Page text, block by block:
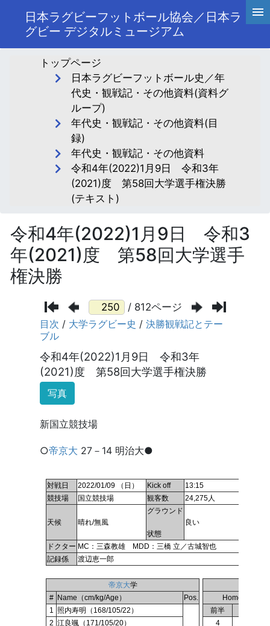
日本ラグビーフットボール協会／日本ラ
グビー デジタルミュージアム
トップページ
日本ラグビーフットボール史／年
代史・観戦記・その他資料(資料グ
ループ)
年代史・観戦記・その他資料(目
録)
年代史・観戦記・その他資料
令和4年(2022)1月9日 令和3年
(2021)度 第58回大学選手権決勝
(テキスト)
令和4年(2022)1月9日 令和3
年(2021)度 第58回大学選手
権決勝
/ 812ページ